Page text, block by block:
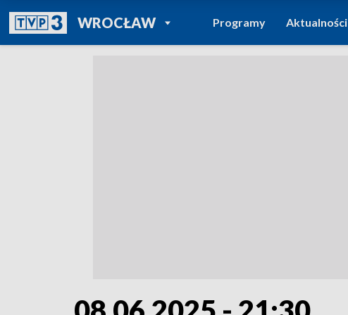
WROCŁAWPOWRÓT DO
TVP REGIONY
Programy Aktualności